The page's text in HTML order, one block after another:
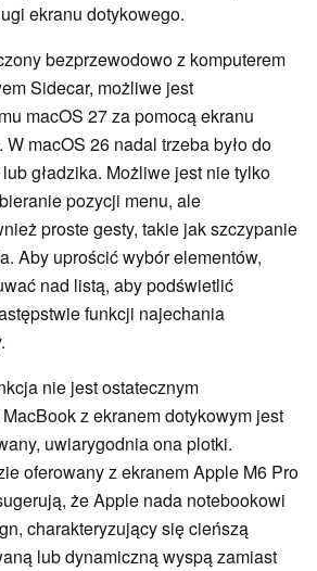
ekranu dotykowego.
bezprzewodowo z komputerem
Sidecar, możliwe jest
macOS 27 za pomocą ekranu
macOS 26 nadal trzeba było do
gładzika. Możliwe jest nie tylko
pozycji menu, ale
proste gesty, takie jak szczypanie
Aby uprościć wybór elementów,
nad listą, aby podświetlić
funkcji najechania
nie jest ostatecznym
z ekranem dotykowym jest
uwiarygodnia ona plotki.
oferowany z ekranem Apple M6 Pro
że Apple nada notebookowi
charakteryzujący się cieńszą
lub dynamiczną wyspą zamiast